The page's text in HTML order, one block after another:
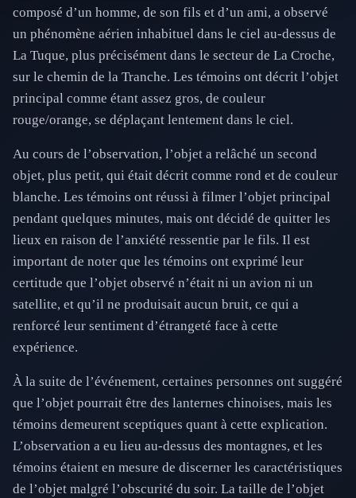
composé d’un homme, de son fils et d’un ami, a observé
un phénomène aérien inhabituel dans le ciel au-dessus de
La Tuque, plus précisément dans le secteur de La Croche,
sur le chemin de la Tranche. Les témoins ont décrit l’objet
principal comme étant assez gros, de couleur
rouge/orange, se déplaçant lentement dans le ciel.
Au cours de l’observation, l’objet a relâché un second
objet, plus petit, qui était décrit comme rond et de couleur
blanche. Les témoins ont réussi à filmer l’objet principal
pendant quelques minutes, mais ont décidé de quitter les
lieux en raison de l’anxiété ressentie par le fils. Il est
important de noter que les témoins ont exprimé leur
certitude que l’objet observé n’était ni un avion ni un
satellite, et qu’il ne produisait aucun bruit, ce qui a
renforcé leur sentiment d’étrangeté face à cette
expérience.
À la suite de l’événement, certaines personnes ont suggéré
que l’objet pourrait être des lanternes chinoises, mais les
témoins demeurent sceptiques quant à cette explication.
L’observation a eu lieu au-dessus des montagnes, et les
témoins étaient en mesure de discerner les caractéristiques
de l’objet malgré l’obscurité du soir. La taille de l’objet